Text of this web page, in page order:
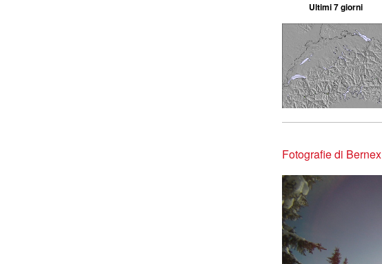
Ultimi 7 giorni
Fotografie di Bernex